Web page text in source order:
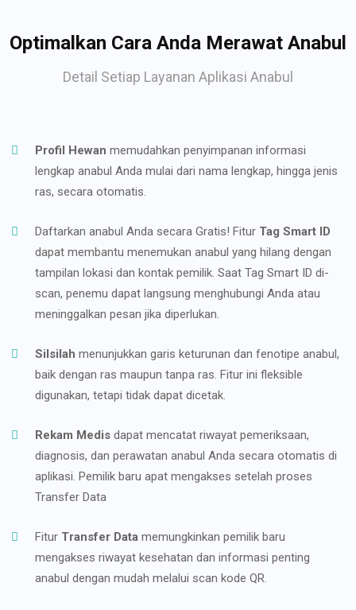
Optimalkan Cara Anda Merawat Anabul
Detail Setiap Layanan Aplikasi Anabul
Profil Hewan memudahkan penyimpanan informasi
lengkap anabul Anda mulai dari nama lengkap, hingga jenis
ras, secara otomatis.
Daftarkan anabul Anda secara Gratis! Fitur Tag Smart ID
dapat membantu menemukan anabul yang hilang dengan
tampilan lokasi dan kontak pemilik. Saat Tag Smart ID di-
scan, penemu dapat langsung menghubungi Anda atau
meninggalkan pesan jika diperlukan.
Silsilah menunjukkan garis keturunan dan fenotipe anabul,
baik dengan ras maupun tanpa ras. Fitur ini fleksible
digunakan, tetapi tidak dapat dicetak.
Rekam Medis dapat mencatat riwayat pemeriksaan,
diagnosis, dan perawatan anabul Anda secara otomatis di
aplikasi. Pemilik baru apat mengakses setelah proses
Transfer Data
Fitur Transfer Data memungkinkan pemilik baru
mengakses riwayat kesehatan dan informasi penting
anabul dengan mudah melalui scan kode QR.